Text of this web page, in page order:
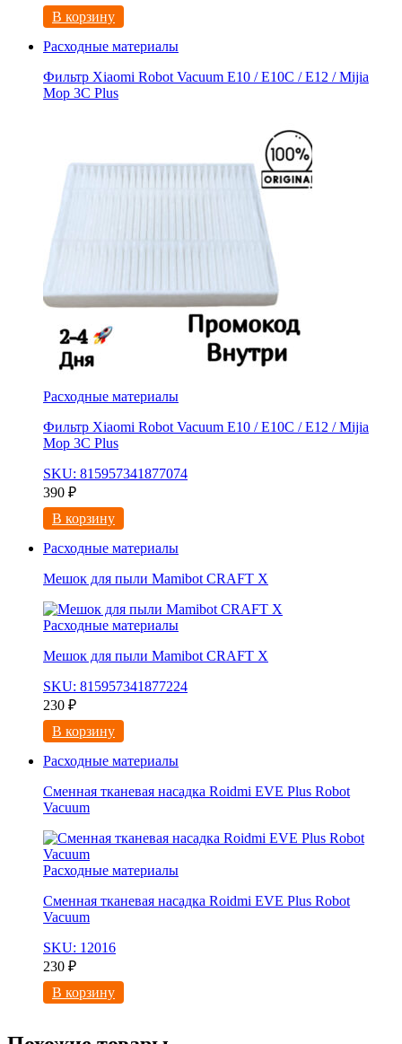
В корзину
Расходные материалы
Фильтр Xiaomi Robot Vacuum E10 / E10C / E12 / Mijia
Mop 3С Рlus
Расходные материалы
Фильтр Xiaomi Robot Vacuum E10 / E10C / E12 / Mijia
Mop 3С Рlus
SKU: 815957341877074
390 ₽
В корзину
Расходные материалы
Мешок для пыли Mamibot CRAFT X
Расходные материалы
Мешок для пыли Mamibot CRAFT X
SKU: 815957341877224
230 ₽
В корзину
Расходные материалы
Сменная тканевая насадка Roidmi EVE Plus Robot
Vacuum
Расходные материалы
Сменная тканевая насадка Roidmi EVE Plus Robot
Vacuum
SKU: 12016
230 ₽
В корзину